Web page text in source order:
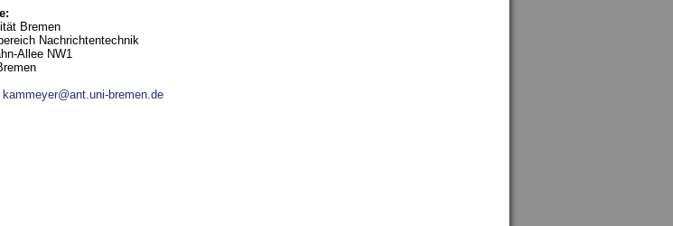
Bremen
Nachrichtentechnik
Allee NW1
kammeyer@ant.uni-bremen.de